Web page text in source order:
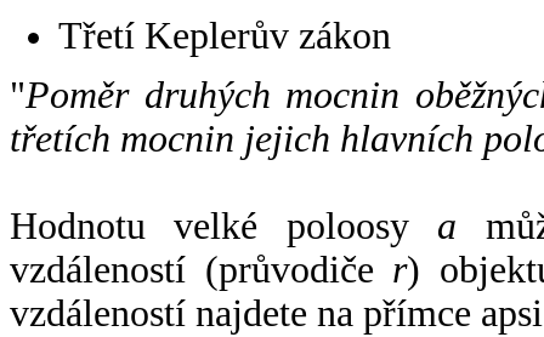
Třetí Keplerův zákon
"Poměr druhých mocnin
třetích mocnin jejich hlavních
Hodnotu velké poloosy a
vzdáleností (průvodiče r)
vzdáleností najdete na přímce